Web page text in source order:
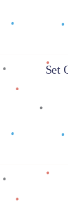
Set